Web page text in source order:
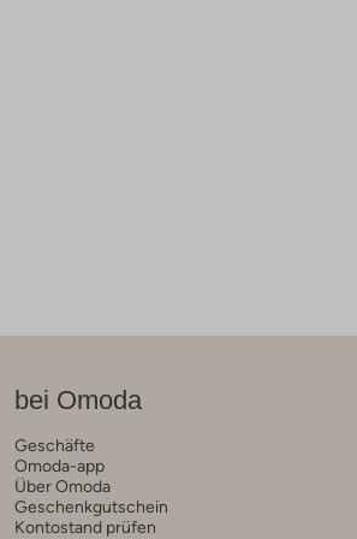
bei Omoda
Geschäfte
Omoda-app
Über Omoda
Geschenkgutschein
Kontostand prüfen